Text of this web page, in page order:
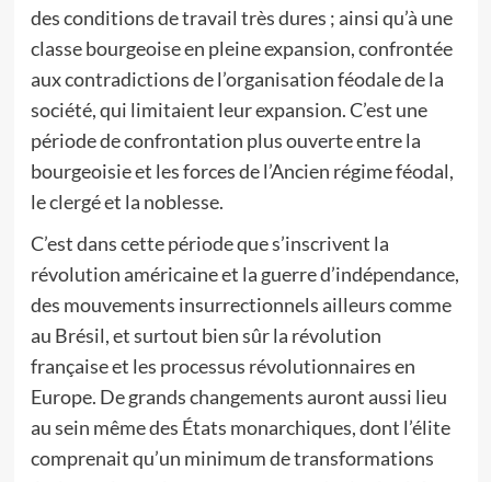
des conditions de travail très dures ; ainsi qu’à une
classe bourgeoise en pleine expansion, confrontée
aux contradictions de l’organisation féodale de la
société, qui limitaient leur expansion. C’est une
période de confrontation plus ouverte entre la
bourgeoisie et les forces de l’Ancien régime féodal,
le clergé et la noblesse.
C’est dans cette période que s’inscrivent la
révolution américaine et la guerre d’indépendance,
des mouvements insurrectionnels ailleurs comme
au Brésil, et surtout bien sûr la révolution
française et les processus révolutionnaires en
Europe. De grands changements auront aussi lieu
au sein même des États monarchiques, dont l’élite
comprenait qu’un minimum de transformations